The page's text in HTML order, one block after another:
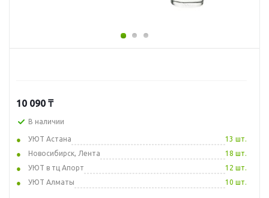
10 090 ₸
В наличии
УЮТ Астана
13 шт.
Новосибирск, Лента
18 шт.
УЮТ в тц Апорт
12 шт.
УЮТ Алматы
10 шт.